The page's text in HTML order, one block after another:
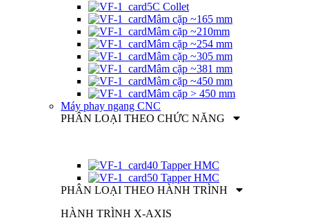
5C Collet
Mâm cặp ~165 mm
Mâm cặp ~210mm
Mâm cặp ~254 mm
Mâm cặp ~305 mm
Mâm cặp ~381 mm
Mâm cặp ~450 mm
Mâm cặp > 450 mm
Máy phay ngang CNC
PHÂN LOẠI THEO CHỨC NĂNG
40 Tapper HMC
50 Tapper HMC
PHÂN LOẠI THEO HÀNH TRÌNH
HÀNH TRÌNH X-AXIS